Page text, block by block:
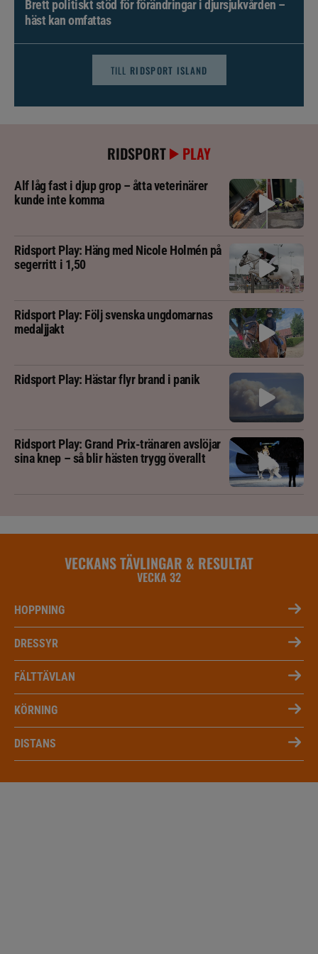
Brett politiskt stöd för förändringar i djursjukvården –
häst kan omfattas
TILL RIDSPORT ISLAND
RIDSPORT PLAY
Alf låg fast i djup grop – åtta veterinärer
kunde inte komma
Ridsport Play: Häng med Nicole Holmén på
segerritt i 1,50
Ridsport Play: Följ svenska ungdomarnas
medaljjakt
Ridsport Play: Hästar flyr brand i panik
Ridsport Play: Grand Prix-tränaren avslöjar
sina knep – så blir hästen trygg överallt
VECKANS TÄVLINGAR & RESULTAT
VECKA 32
HOPPNING
DRESSYR
FÄLTTÄVLAN
KÖRNING
DISTANS